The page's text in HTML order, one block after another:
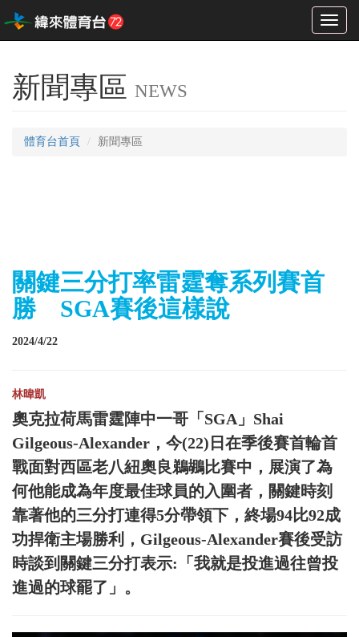
Toggle
新聞專區 NEWS
體育台首頁 新聞專區
關鍵三分打率雷霆奪系列賽首
勝 SGA賽後這樣說
2024/4/22
林暐凱
奧克拉荷馬雷霆陣中一哥「SGA」Shai
Gilgeous-Alexander，今(22)日在季後賽首輪首
戰面對西區老八紐奧良鵜鶘比賽中，展演了為
何他能成為年度最佳球員的入圍者，關鍵時刻
靠著他的三分打連得5分帶領下，終場94比92成
功捍衛主場勝利，Gilgeous-Alexander賽後受訪
時談到關鍵三分打表示:「我就是投進過往曾投
進過的球罷了」。